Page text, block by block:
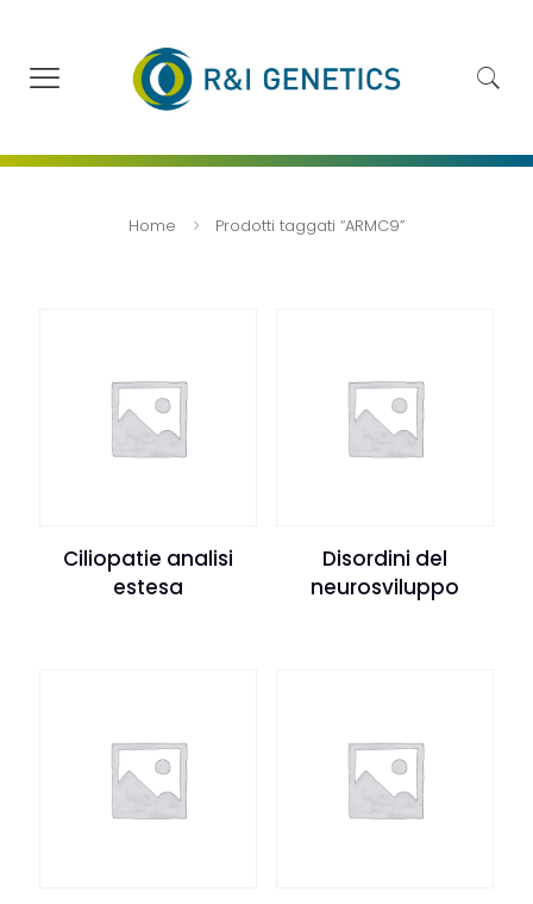
Home Prodotti taggati “ARMC9”
Ciliopatie analisi
estesa
Disordini del
neurosviluppo